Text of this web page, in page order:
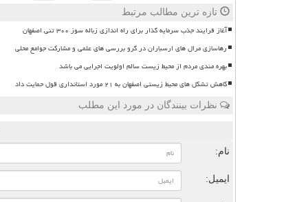
تازه ترین مطالب مرتبط
آغاز فرایند جذب سرمایه گذار برای راه اندازی زباله سوز ۳۰۰ تنی اصفهان
رهاسازی مرال های ارسباران در گرو بررسی های علمی و مشارکت جوامع محلی
بهره مندی مردم از محیط زیست سالم اولویت اجرایی می باشد
کاهش تشکل های محیط زیستی اصفهان به ۲۱ مورد استانداری قول حمایت داد
نظرات بینندگان در مورد این مطلب
نام:
ایمیل: